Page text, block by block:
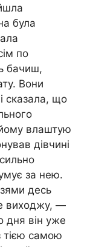
була
по
бачиш,
Вони
сказала, що
влаштую
дівчині
за нею.
десь
виходжу, —
дня він уже
тією самою